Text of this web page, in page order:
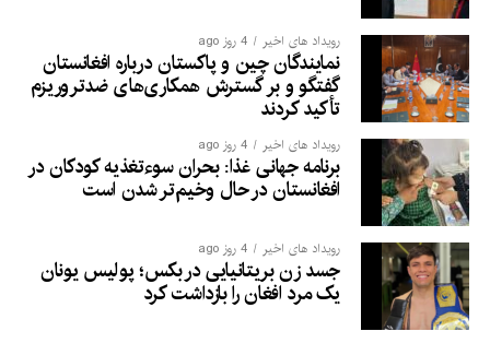
رویداد های اخیر 4 روز ago
نمایندگان چین و پاکستان درباره افغانستان
گفتگو و بر گسترش همکاری‌های ضدتروریزم
تأکید کردند
رویداد های اخیر 4 روز ago
برنامه جهانی غذا: بحران سوءتغذیه کودکان در
افغانستان در حال وخیم‌تر شدن است
رویداد های اخیر 4 روز ago
جسد زن بریتانیایی در بکس؛ پولیس یونان
یک مرد افغان را بازداشت کرد